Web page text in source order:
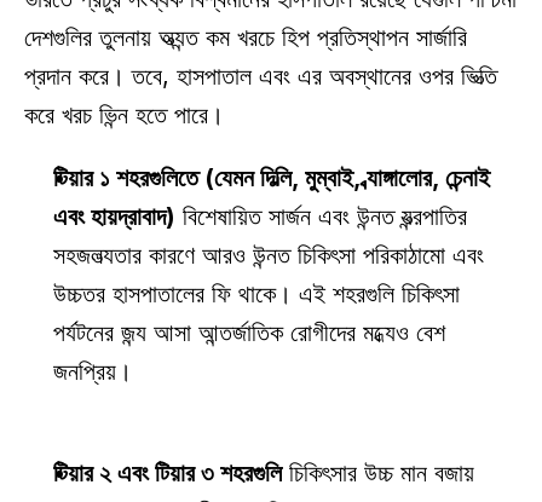
দেশগুলির তুলনায় অত্যন্ত কম খরচে হিপ প্রতিস্থাপন সার্জারি
প্রদান করে। তবে, হাসপাতাল এবং এর অবস্থানের ওপর ভিত্তি
করে খরচ ভিন্ন হতে পারে।
টিয়ার ১ শহরগুলিতে (যেমন দিল্লি, মুম্বাই, ব্যাঙ্গালোর, চেন্নাই
এবং হায়দ্রাবাদ) বিশেষায়িত সার্জন এবং উন্নত যন্ত্রপাতির
সহজলভ্যতার কারণে আরও উন্নত চিকিৎসা পরিকাঠামো এবং
উচ্চতর হাসপাতালের ফি থাকে। এই শহরগুলি চিকিৎসা
পর্যটনের জন্য আসা আন্তর্জাতিক রোগীদের মধ্যেও বেশ
জনপ্রিয়।
টিয়ার ২ এবং টিয়ার ৩ শহরগুলি চিকিৎসার উচ্চ মান বজায়